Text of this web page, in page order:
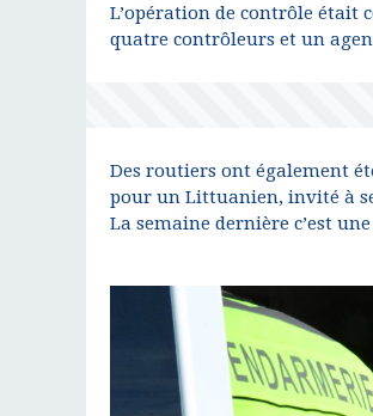
L’opération de contrôle était
quatre contrôleurs et un
Des routiers ont également
pour un Littuanien, invité à
La semaine dernière c’est